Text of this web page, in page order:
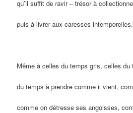
qu’il suffit de ravir – trésor à
puis à livrer aux caresses intemporelles.
Même à celles du temps gris, celles du
du temps à prendre comme il vient,
comme on détresse ses angoisses,